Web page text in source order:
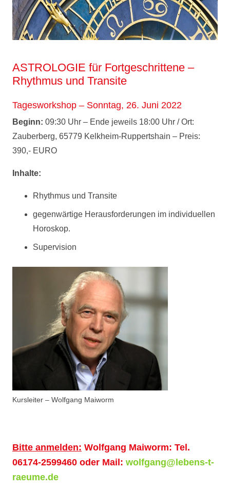
ASTROLOGIE für Fortgeschrittene –
Rhythmus und Transite
Tagesworkshop – Sonntag, 26. Juni 2022
Beginn: 09:30 Uhr – Ende jeweils 18:00 Uhr / Ort:
Zauberberg, 65779 Kelkheim-Ruppertshain – Preis:
390,- EURO
Inhalte:
Rhythmus und Transite
gegenwärtige Herausforderungen im individuellen
Horoskop.
Supervision
Kursleiter – Wolfgang Maiworm
Bitte anmelden: Wolfgang Maiworm: Tel.
06174-2599460 oder Mail: wolfgang@lebens-t-
raeume.de